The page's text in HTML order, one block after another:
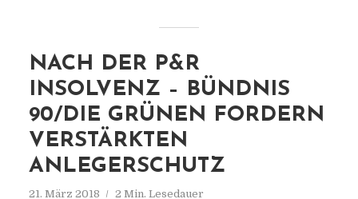
NACH DER P&R
INSOLVENZ – BÜNDNIS
90/DIE GRÜNEN FORDERN
VERSTÄRKTEN
ANLEGERSCHUTZ
21. März 2018 2 Min. Lesedauer